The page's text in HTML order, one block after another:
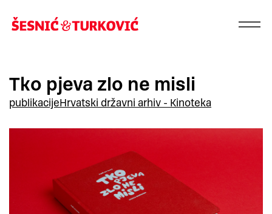
Tko pjeva zlo ne misli
publikacijeHrvatski državni arhiv - Kinoteka